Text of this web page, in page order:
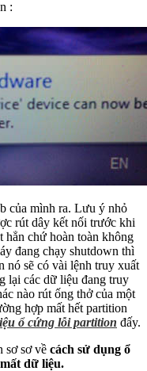
:
của mình ra. Lưu ý nhỏ
rút dây kết nối trước khi
hẳn chứ hoàn toàn không
đang chạy shutdown thì
nó sẽ có vài lệnh truy xuất
lại các dữ liệu đang truy
nào rút ống thở của một
hợp mất hết partition
ổ cứng lỗi partition đấy.
sơ sơ về cách sử dụng ổ
dữ liệu.